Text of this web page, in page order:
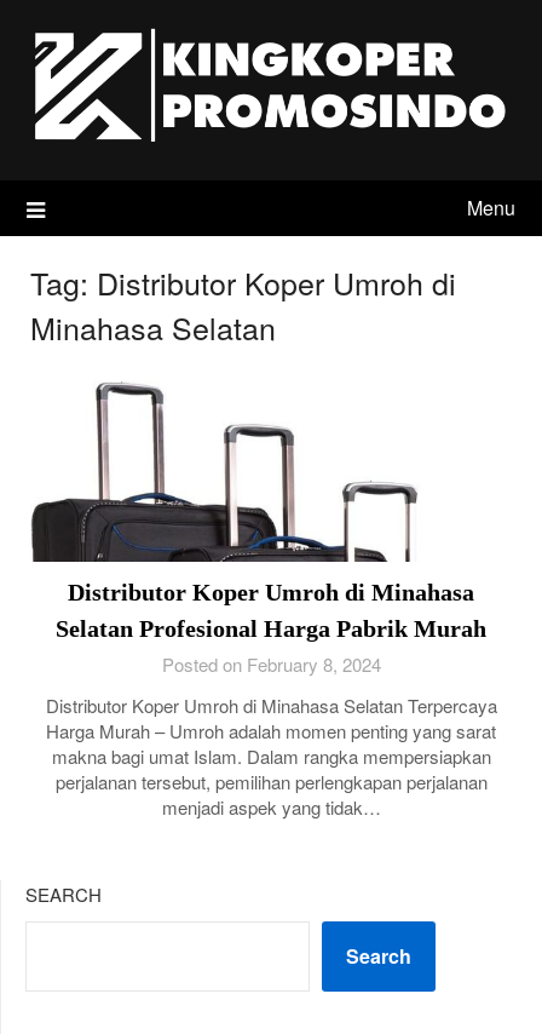
content
Menu
Tag: Distributor Koper Umroh di
Minahasa Selatan
Distributor Koper Umroh di Minahasa
Selatan Profesional Harga Pabrik Murah
Posted on February 8, 2024
Distributor Koper Umroh di Minahasa Selatan Terpercaya
Harga Murah – Umroh adalah momen penting yang sarat
makna bagi umat Islam. Dalam rangka mempersiapkan
perjalanan tersebut, pemilihan perlengkapan perjalanan
menjadi aspek yang tidak…
SEARCH
Search